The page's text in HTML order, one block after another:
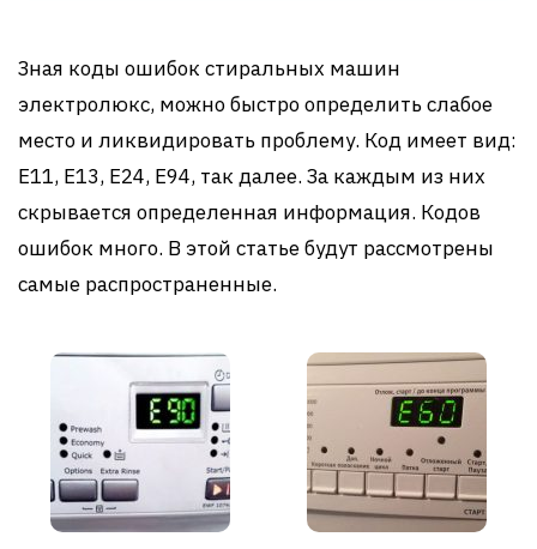
Зная коды ошибок стиральных машин
электролюкс, можно быстро определить слабое
место и ликвидировать проблему. Код имеет вид:
Е11, Е13, Е24, Е94, так далее. За каждым из них
скрывается определенная информация. Кодов
ошибок много. В этой статье будут рассмотрены
самые распространенные.